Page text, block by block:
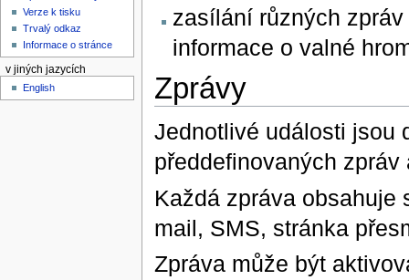
zasílání různých
informace o valné
Zprávy
Jednotlivé události jsou
předdefinovaných
Každá zpráva obsahuje
mail, SMS, stránka
Zpráva může být
Verze k tisku
Trvalý odkaz
Informace o stránce
v jiných jazycích
English